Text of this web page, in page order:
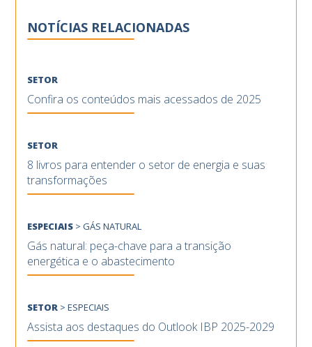
NOTÍCIAS RELACIONADAS
SETOR
Confira os conteúdos mais acessados de 2025
SETOR
8 livros para entender o setor de energia e suas
transformações
ESPECIAIS >GÁS NATURAL
Gás natural: peça-chave para a transição
energética e o abastecimento
SETOR >ESPECIAIS
Assista aos destaques do Outlook IBP 2025-2029